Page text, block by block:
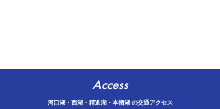
Access
河口湖・西湖・精進湖・本栖湖 の交通アクセス